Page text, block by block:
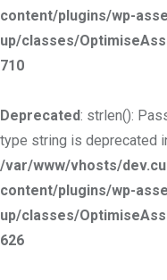
content/plugins/wp-
up/classes/
710
Deprecated: strlen():
type string is deprecated
/var/www/vhosts/
content/plugins/wp-
up/classes/
626